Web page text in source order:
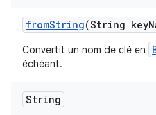
fromString(String key
Convertit un nom de clé en
échéant.
String